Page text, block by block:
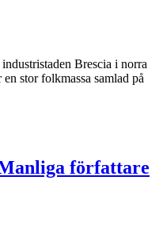
Brescia i norra
stor folkmassa samlad på
författare